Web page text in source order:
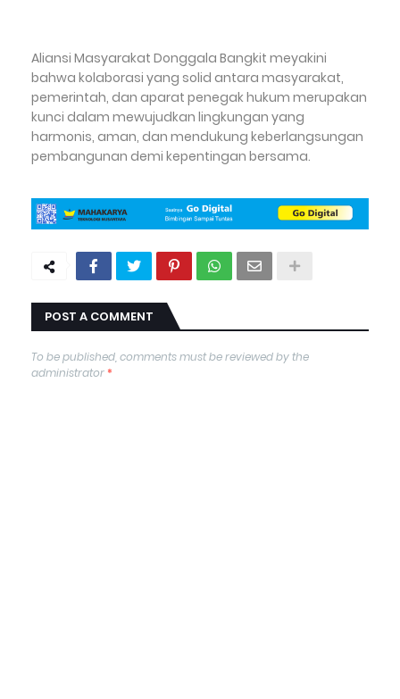
Aliansi Masyarakat Donggala Bangkit meyakini
bahwa kolaborasi yang solid antara masyarakat,
pemerintah, dan aparat penegak hukum merupakan
kunci dalam mewujudkan lingkungan yang
harmonis, aman, dan mendukung keberlangsungan
pembangunan demi kepentingan bersama.
POST A COMMENT
To be published, comments must be reviewed by the
administrator*